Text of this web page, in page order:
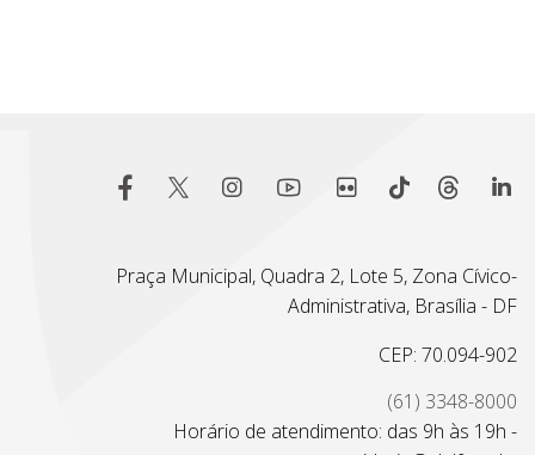
Praça Municipal, Quadra 2, Lote 5, Zona Cívico-
Administrativa, Brasília - DF
CEP: 70.094-902
(61) 3348-8000
Horário de atendimento: das 9h às 19h -